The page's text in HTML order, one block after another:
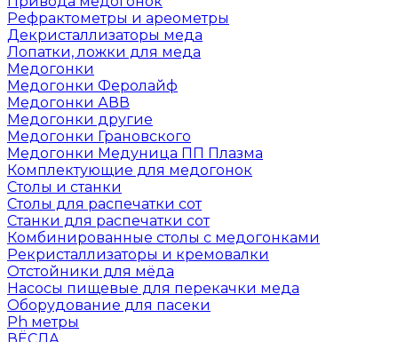
Рефрактометры и ареометры
Декристаллизаторы меда
Лопатки, ложки для меда
Медогонки
Медогонки Феролайф
Медогонки АВВ
Медогонки другие
Медогонки Грановского
Медогонки Медуница ПП Плазма
Комплектующие для медогонок
Столы и станки
Столы для распечатки сот
Станки для распечатки сот
Комбинированные столы с медогонками
Рекристаллизаторы и кремовалки
Отстойники для мёда
Насосы пищевые для перекачки меда
Оборудование для пасеки
Ph метры